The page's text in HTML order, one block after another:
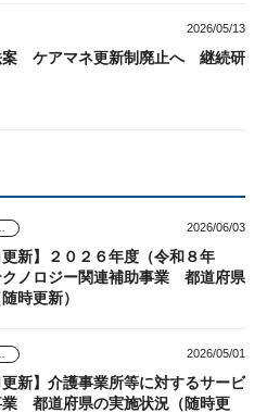
2026/05/13
案 ケアマネ更新制廃止へ 継続研
2026/06/03
更新】２０２６年度（令和８年
ノロジー関連補助事業 都道府県
時更新）
2026/05/01
更新】介護事業所等に対するサービ
業 都道府県の実施状況（随時更